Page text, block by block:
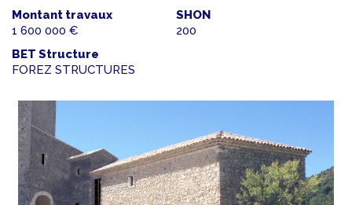
Montant travaux
1 600 000 €
SHON
200
BET Structure
FOREZ STRUCTURES